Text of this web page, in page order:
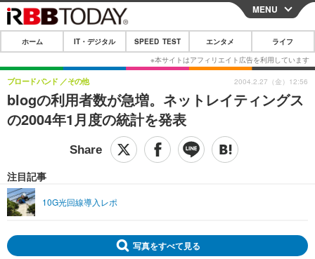
CLOSE
ホーム
IT・デジタル
IT・デジタルTOP スマートフォン
その他
SPEED TEST
映画・ドラマ
ライフTOP
リリース一覧
MENU
ホーム IT・デジタル SPEED TEST エンタメ ライフ
blogの利用者数が急増。ネットレイティングス
の2004年1月度の統計を発表
ブロードバンド その他
注目記事
10G光回線導入レポ
2004.2.27（金）12:56
写真をすべて見る